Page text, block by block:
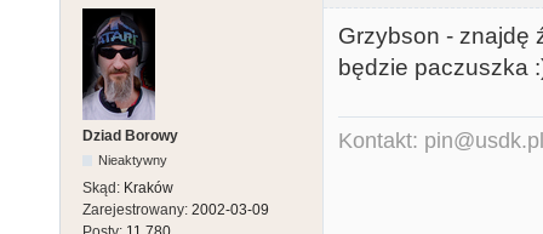
Dziad Borowy
Nieaktywny
Skąd: Kraków
Zarejestrowany: 2002-03-09
Grzybson - znajdę
będzie paczuszka
Kontakt: pin@usdk.pl